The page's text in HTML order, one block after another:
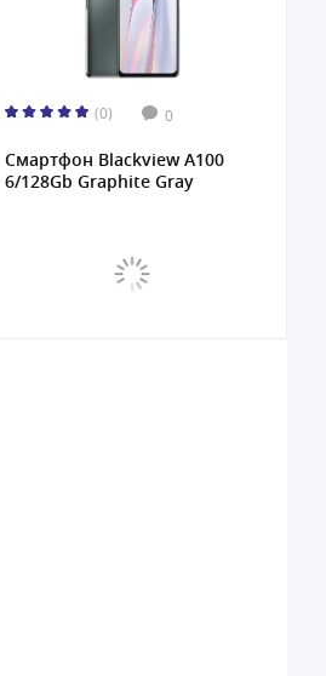
(0) 0
Смартфон Blackview A100
6/128Gb Graphite Gray